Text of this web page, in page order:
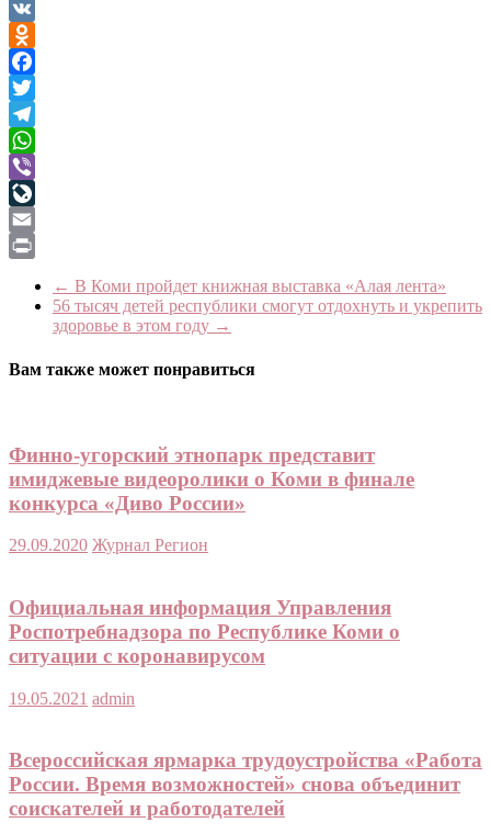
VK
Odnoklassniki
Facebook
Twitter
Telegram
WhatsApp
Viber
LiveJournal
Email
← В Коми пройдет книжная выставка «Алая лента»
56 тысяч детей республики смогут отдохнуть и укрепить
здоровье в этом году →
Вам также может понравиться
Финно-угорский этнопарк представит
имиджевые видеоролики о Коми в финале
конкурса «Диво России»
29.09.2020 Журнал Регион
Официальная информация Управления
Роспотребнадзора по Республике Коми о
ситуации с коронавирусом
19.05.2021 admin
Всероссийская ярмарка трудоустройства «Работа
России. Время возможностей» снова объединит
соискателей и работодателей